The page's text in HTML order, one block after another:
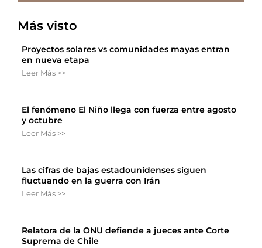
Más visto
Proyectos solares vs comunidades mayas entran
en nueva etapa
Leer Más >>
El fenómeno El Niño llega con fuerza entre agosto
y octubre
Leer Más >>
Las cifras de bajas estadounidenses siguen
fluctuando en la guerra con Irán
Leer Más >>
Relatora de la ONU defiende a jueces ante Corte
Suprema de Chile